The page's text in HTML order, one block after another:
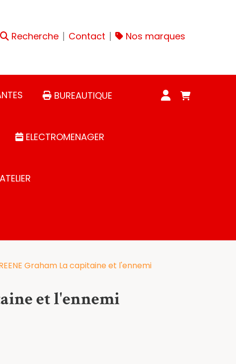
Recherche Contact Nos marques
BUREAUTIQUE
ELECTROMENAGER
Graham La capitaine et l'ennemi
et l'ennemi